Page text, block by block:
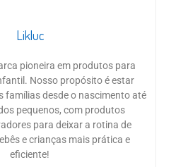
Likluc
pioneira em produtos para
Nosso propósito é estar
famílias desde o nascimento até
pequenos, com produtos
para deixar a rotina de
e crianças mais prática e
eficiente!